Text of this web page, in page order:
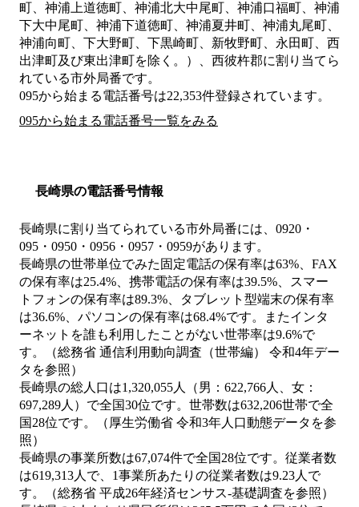
町、神浦上道徳町、神浦北大中尾町、神浦口福町、神浦
下大中尾町、神浦下道徳町、神浦夏井町、神浦丸尾町、
神浦向町、下大野町、下黒崎町、新牧野町、永田町、西
出津町及び東出津町を除く。）、西彼杵郡に割り当てら
れている市外局番です。
095から始まる電話番号は22,353件登録されています。
095から始まる電話番号一覧をみる
長崎県の電話番号情報
長崎県に割り当てられている市外局番には、0920・
095・0950・0956・0957・0959があります。
長崎県の世帯単位でみた固定電話の保有率は63%、FAX
の保有率は25.4%、携帯電話の保有率は39.5%、スマー
トフォンの保有率は89.3%、タブレット型端末の保有率
は36.6%、パソコンの保有率は68.4%です。またインタ
ーネットを誰も利用したことがない世帯率は9.6%で
す。（総務省 通信利用動向調査（世帯編） 令和4年デー
タを参照）
長崎県の総人口は1,320,055人（男：622,766人、女：
697,289人）で全国30位です。世帯数は632,206世帯で全
国28位です。（厚生労働省 令和3年人口動態データを参
照）
長崎県の事業所数は67,074件で全国28位です。従業者数
は619,313人で、1事業所あたりの従業者数は9.23人で
す。（総務省 平成26年経済センサス‐基礎調査を参照）